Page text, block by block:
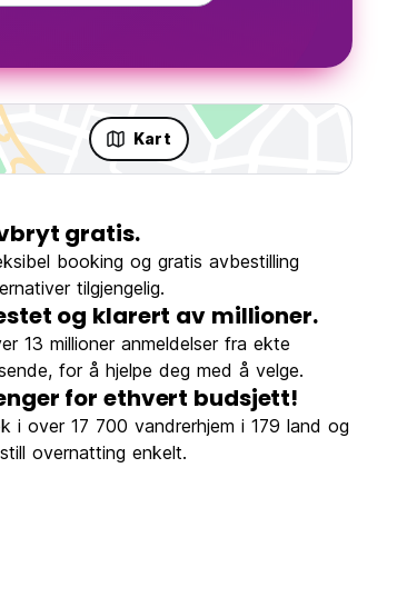
Kart
gratis.
booking og gratis avbestilling
tilgjengelig.
og klarert av millioner.
13 millioner anmeldelser fra ekte
for å hjelpe deg med å velge.
for ethvert budsjett!
i over 17 700 vandrerhjem i 179 land og
overnatting enkelt.